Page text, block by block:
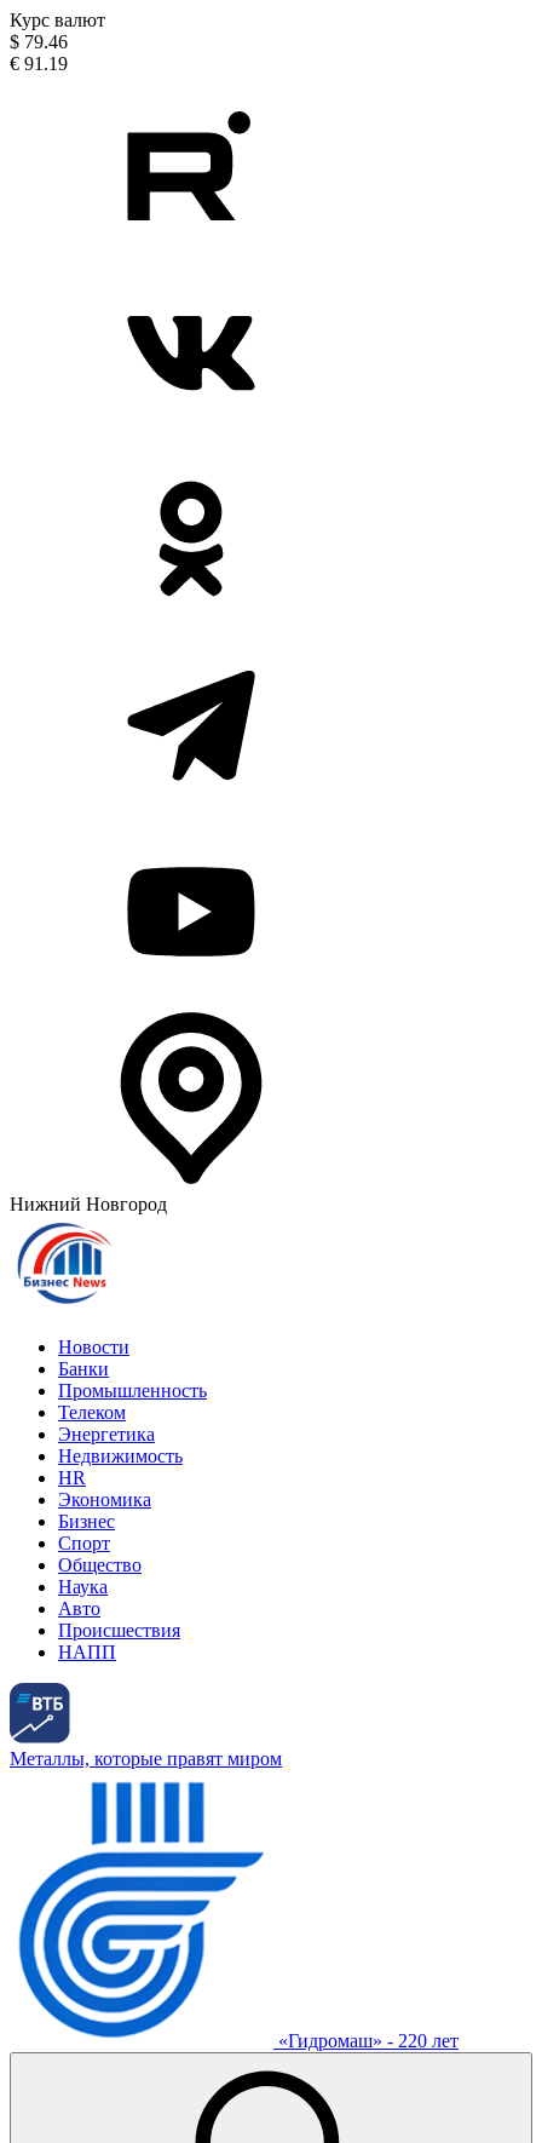
Курс валют
$ 79.46
€ 91.19
Нижний Новгород
Новости
Банки
Промышленность
Телеком
Энергетика
Недвижимость
HR
Экономика
Бизнес
Спорт
Общество
Наука
Авто
Происшествия
НАПП
Металлы, которые правят миром
«Гидромаш» - 220 лет